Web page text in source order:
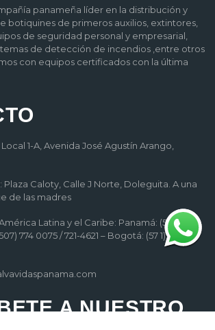
panameña líder en la distribución y
botiquines de primeros auxilios, extintores,
de seguridad personal y empresarial,
de detección de incendios ,entre otros
con equipos certificados con la última
1-A, Avenida José Agustín Arango,
Plaza Caloty, Calle J Norte, Doleguita. A una
de las madres
Latina y el Caribe: Panamá: (507) 209
774 0075 / 721-4621 – Bogotá: (57 1) 202
A NUESTRO